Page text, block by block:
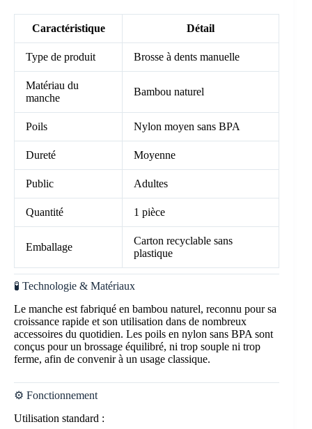
Caractéristique Détail
Type de produit Brosse à dents manuelle
Matériau du
manche
Bambou naturel
Poils Nylon moyen sans BPA
Dureté Moyenne
Public Adultes
Quantité 1 pièce
Emballage
Carton recyclable sans
plastique
🧪 Technologie & Matériaux
Le manche est fabriqué en bambou naturel, reconnu pour sa
croissance rapide et son utilisation dans de nombreux
accessoires du quotidien. Les poils en nylon sans BPA sont
conçus pour un brossage équilibré, ni trop souple ni trop
ferme, afin de convenir à un usage classique.
⚙️ Fonctionnement
Utilisation standard :